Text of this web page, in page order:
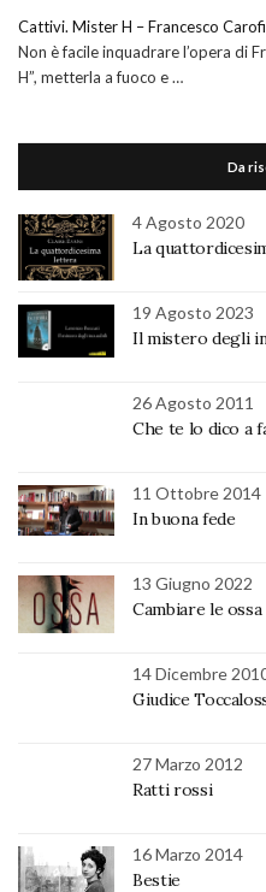
Cattivi. Mister H – Francesco
Non è facile inquadrare l’opera di
H”, metterla a fuoco e …
Da
4 Agosto 2020
La
19 Agosto 2023
Il mistero degli
26 Agosto 2011
Che te lo dico a
11 Ottobre 2014
In buona fede
13 Giugno 2022
Cambiare le
14 Dicembre
Giudice
27 Marzo 2012
Ratti rossi
16 Marzo 2014
Bestie